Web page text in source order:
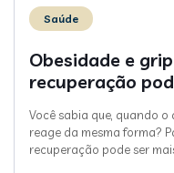
Saúde
Obesidade e
recuperação
Você sabia que, quando
reage da mesma forma?
recuperação pode ser